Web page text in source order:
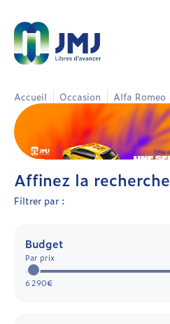
Accueil Occasion Alfa Romeo
Affinez la recherche
Filtrer par :
Budget
Par prix
6 290€